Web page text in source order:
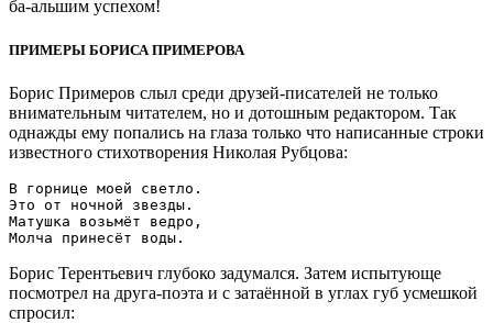
ба-альшим успехом!
ПРИМЕРЫ БОРИСА ПРИМЕРОВА
Борис Примеров слыл среди друзей-писателей не только
внимательным читателем, но и дотошным редактором. Так
однажды ему попались на глаза только что написанные строки
известного стихотворения Николая Рубцова:
В горнице моей светло.
Это от ночной звезды.
Матушка возьмёт ведро,
Борис Терентьевич глубоко задумался. Затем испытующе
посмотрел на друга-поэта и с затаённой в углах губ усмешкой
спросил: